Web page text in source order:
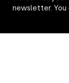
newsletter.